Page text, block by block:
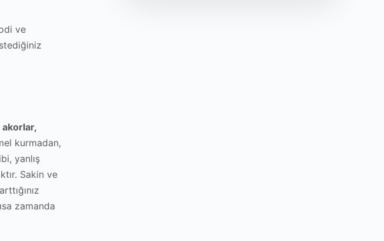
ve
kurmadan,
yanlış
Sakin ve
zamanda